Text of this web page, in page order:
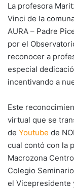
La profesora
Vinci de la
AURA – Padre
por el
reconocer a
especial
incentivando a
Este
virtual que se
de Youtube de
cual contó con la
Macrozona
Colegio
el Vicepresidente